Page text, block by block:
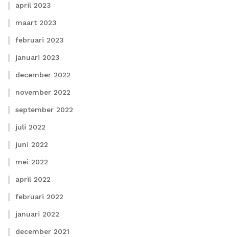
april 2023
maart 2023
februari 2023
januari 2023
december 2022
november 2022
september 2022
juli 2022
juni 2022
mei 2022
april 2022
februari 2022
januari 2022
december 2021